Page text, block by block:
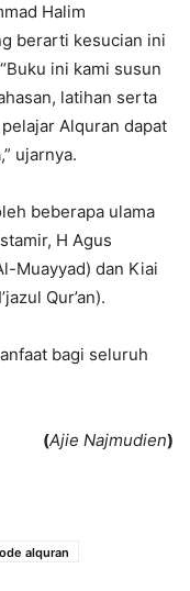
Halim
berarti kesucian ini
ini kami susun
latihan serta
Alquran dapat
ujarnya.
beberapa ulama
H Agus
Muayyad) dan Kiai
Qur’an).
bagi seluruh
(Ajie Najmudien)
alquran